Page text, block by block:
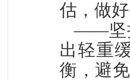
估，做
——坚
出轻重
衡，避